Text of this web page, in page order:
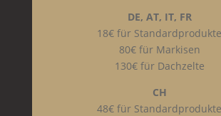
DE, AT, IT, FR
18€ für Standardprodukte
80€ für Markisen
130€ für Dachzelte
CH
48€ für Standardprodukte